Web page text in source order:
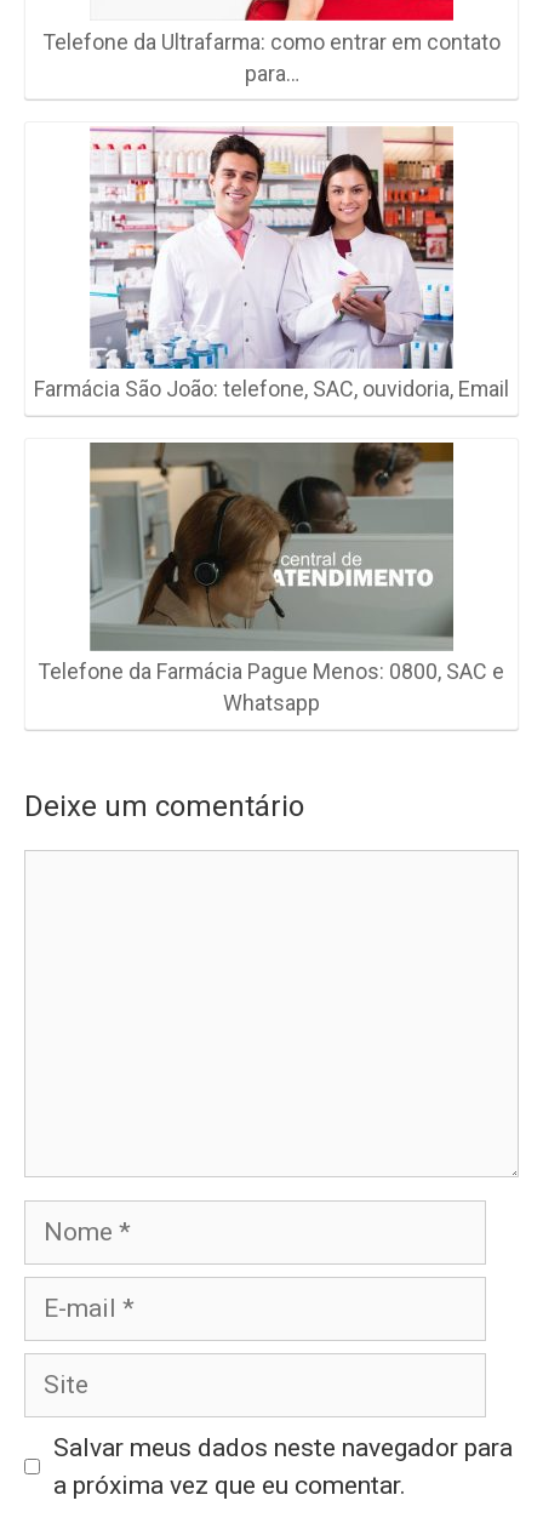
Telefone da Ultrafarma: como entrar em contato
para…
Farmácia São João: telefone, SAC, ouvidoria, Email
Telefone da Farmácia Pague Menos: 0800, SAC e
Whatsapp
Deixe um comentário
Nome
Site
Salvar meus dados neste navegador para
a próxima vez que eu comentar.